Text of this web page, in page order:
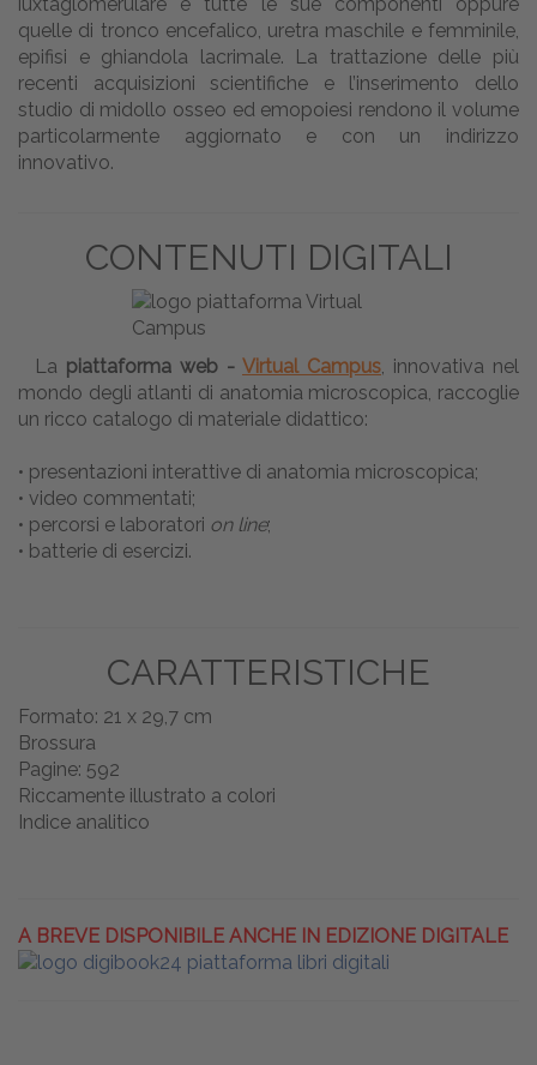
quelle di tronco encefalico, uretra maschile e femminile,
epifisi e ghiandola lacrimale. La trattazione delle più
recenti acquisizioni scientifiche e l’inserimento dello
studio di midollo osseo ed emopoiesi rendono il volume
particolarmente aggiornato e con un indirizzo
innovativo.
CONTENUTI DIGITALI
La piattaforma web - Virtual Campus , innovativa nel
mondo degli atlanti di anatomia microscopica, raccoglie
un ricco catalogo di materiale didattico:
• presentazioni interattive di anatomia microscopica;
• video commentati;
• percorsi e laboratori on line;
• batterie di esercizi.
CARATTERISTICHE
Formato: 21 x 29,7 cm
Brossura
Pagine: 592
Riccamente illustrato a colori
Indice analitico
A BREVE DISPONIBILE ANCHE IN EDIZIONE DIGITALE